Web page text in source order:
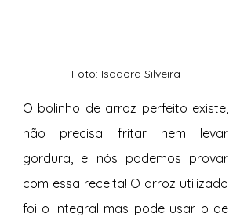
Foto: Isadora Silveira
O bolinho de arroz perfeito existe,
não precisa fritar nem levar
gordura, e nós podemos provar
com essa receita! O arroz utilizado
foi o integral mas pode usar o de